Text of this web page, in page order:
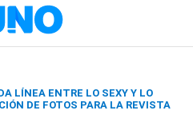
LÍNEA ENTRE LO SEXY Y LO
DE FOTOS PARA LA REVISTA